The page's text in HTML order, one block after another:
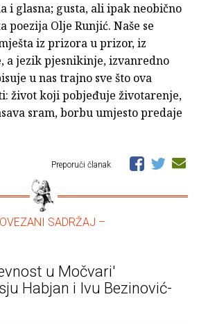
i glasna; gusta, ali ipak neobično
Olje Runjić. Naše se
iz prizora u prizor, iz
a jezik pjesnikinje, izvanredno
u nas trajno sve što ova
život koji pobjeđuje životarenje,
sram, borbu umjesto predaje
Preporuči članak
SADRŽAJ –
u Močvari'
Habjan i Ivu Bezinović-